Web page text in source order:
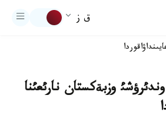
ق ز
اقوردا
وزبةكستان نارئعئنا